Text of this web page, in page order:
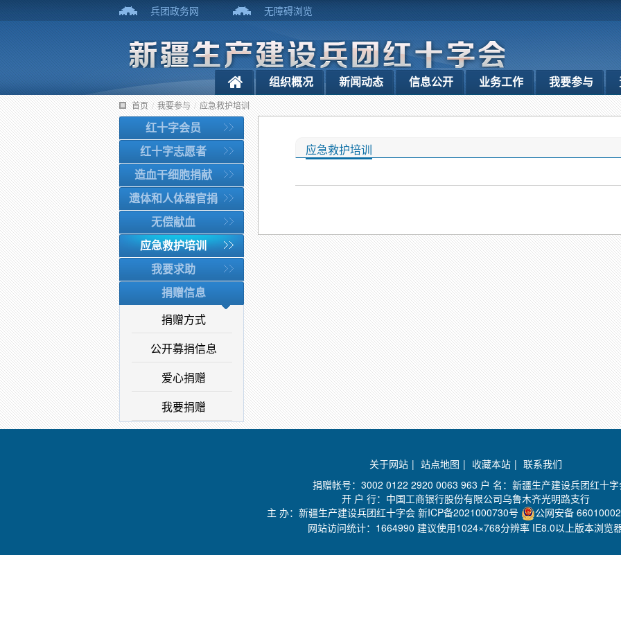
兵团政务网 无障碍浏览
组织概况 新闻动态 信息公开 业务工作 我要参与
首页 / 我要参与 / 应急救护培训
红十字会员
红十字志愿者
造血干细胞捐献
遗体和人体器官捐
无偿献血
应急救护培训
我要求助
捐赠信息
捐赠方式
公开募捐信息
爱心捐赠
我要捐赠
应急救护培训
关于网站 | 站点地图 | 收藏本站 | 联系我们
捐赠帐号：3002 0122 2920 0063 963 户 名：新疆生产建设兵团红十
开 户 行：中国工商银行股份有限公司乌鲁木齐光明路支行
主 办：新疆生产建设兵团红十字会新ICP备2021000730号
公网安备
网站访问统计： 1664990 建议使用1024×768分辨率 IE8.0以上版本浏览